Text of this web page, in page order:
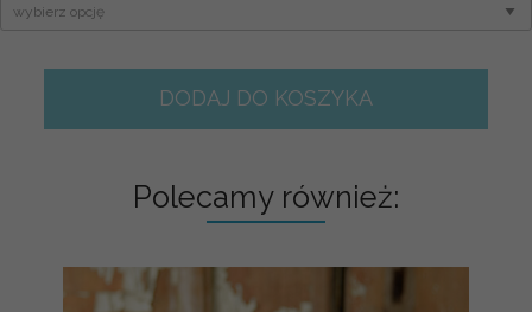
DODAJ DO KOSZYKA
Polecamy również: